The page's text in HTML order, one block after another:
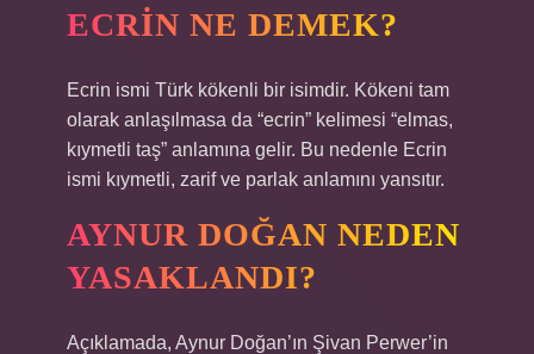
ECRIN NE DEMEK?
Ecrin ismi Türk kökenli bir isimdir. Kökeni tam
olarak anlaşılmasa da “ecrin” kelimesi “elmas,
kıymetli taş” anlamına gelir. Bu nedenle Ecrin
ismi kıymetli, zarif ve parlak anlamını yansıtır.
AYNUR DOĞAN NEDEN
YASAKLANDI?
Açıklamada, Aynur Doğan’ın Şivan Perwer’in